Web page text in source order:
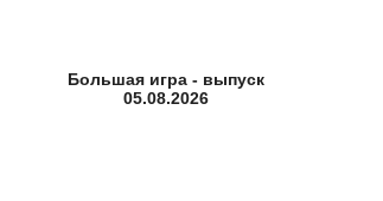
Большая игра - выпуск
05.08.2026